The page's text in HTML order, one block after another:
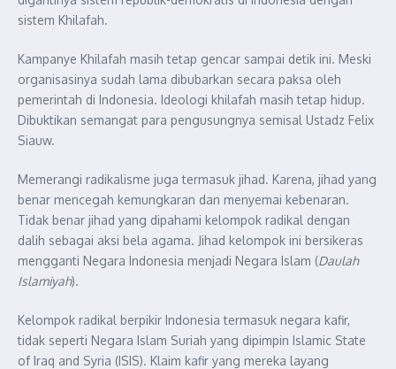
sistem Khilafah.
Kampanye Khilafah masih tetap gencar sampai detik ini. Meski
organisasinya sudah lama dibubarkan secara paksa oleh
pemerintah di Indonesia. Ideologi khilafah masih tetap hidup.
Dibuktikan semangat para pengusungnya semisal Ustadz Felix
Siauw.
Memerangi radikalisme juga termasuk jihad. Karena, jihad yang
benar mencegah kemungkaran dan menyemai kebenaran.
Tidak benar jihad yang dipahami kelompok radikal dengan
dalih sebagai aksi bela agama. Jihad kelompok ini bersikeras
mengganti Negara Indonesia menjadi Negara Islam (Daulah
Islamiyah).
Kelompok radikal berpikir Indonesia termasuk negara kafir,
tidak seperti Negara Islam Suriah yang dipimpin Islamic State
of Iraq and Syria (ISIS). Klaim kafir yang mereka layang